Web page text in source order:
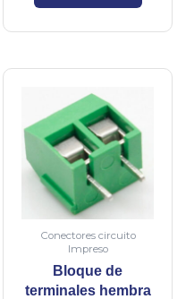
Conectores circuito
Impreso
Bloque de
terminales hembra